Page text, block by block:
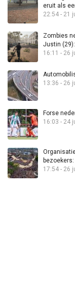
eruit als
22:54 - 21
Zombies
Justin
16:11 - 26
13:36 - 26
Forse
16:03 - 24
17:54 - 26